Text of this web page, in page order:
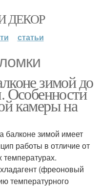
ДЕКОР
статьи
зимой до
Особенности
камеры на
балконе зимой имеет
работы в отличие от
(фреоновый
температурного